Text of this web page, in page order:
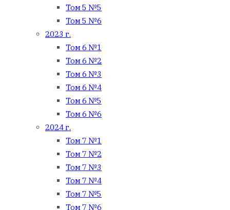
Том 5 №5
Том 5 №6
2023 г.
Том 6 №1
Том 6 №2
Том 6 №3
Том 6 №4
Том 6 №5
Том 6 №6
2024 г.
Том 7 №1
Том 7 №2
Том 7 №3
Том 7 №4
Том 7 №5
Том 7 №6